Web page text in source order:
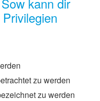
zu werden
zu werden